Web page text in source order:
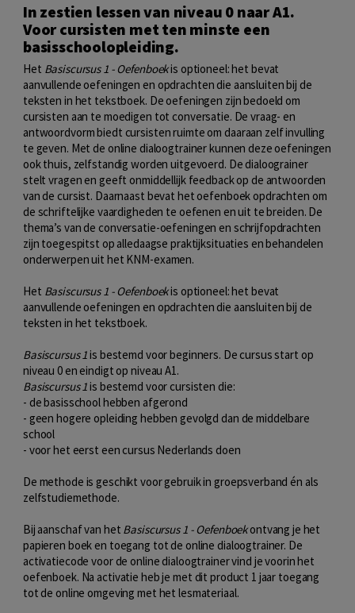
In zestien lessen van niveau 0 naar A1.
Voor cursisten met ten minste een
basisschoolopleiding.
Het Basiscursus 1 - Oefenboekis optioneel: het bevat
aanvullende oefeningen en opdrachten die aansluiten bij de
teksten in het tekstboek. De oefeningen zijn bedoeld om
cursisten aan te moedigen tot conversatie. De vraag- en
antwoordvorm biedt cursisten ruimte om daaraan zelf invulling
te geven. Met de online dialoogtrainer kunnen deze oefeningen
ook thuis, zelfstandig worden uitgevoerd. De dialoograiner
stelt vragen en geeft onmiddellijk feedback op de antwoorden
van de cursist. Daarnaast bevat het oefenboek opdrachten om
de schriftelijke vaardigheden te oefenen en uit te breiden. De
thema’s van de conversatie-oefeningen en schrijfopdrachten
zijn toegespitst op alledaagse praktijksituaties en behandelen
onderwerpen uit het KNM-examen.
Het Basiscursus 1 - Oefenboekis optioneel: het bevat
aanvullende oefeningen en opdrachten die aansluiten bij de
teksten in het tekstboek.
Basiscursus 1is bestemd voor beginners. De cursus start op
niveau 0 en eindigt op niveau A1.
Basiscursus 1is bestemd voor cursisten die:
- de basisschool hebben afgerond
- geen hogere opleiding hebben gevolgd dan de middelbare
school
- voor het eerst een cursus Nederlands doen
De methode is geschikt voor gebruik in groepsverband én als
zelfstudiemethode.
Bij aanschaf van het Basiscursus 1 - Oefenboekontvang je het
papieren boek en toegang tot de online dialoogtrainer. De
activatiecode voor de online dialoogtrainer vind je voorin het
oefenboek. Na activatie heb je met dit product 1 jaar toegang
tot de online omgeving met het lesmateriaal.